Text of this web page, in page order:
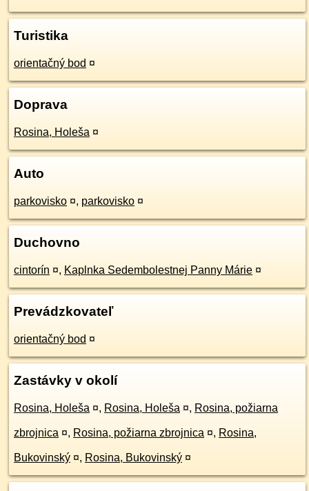
Turistika
orientačný bod ¤
Doprava
Rosina, Holeša ¤
Auto
parkovisko ¤, parkovisko ¤
Duchovno
cintorín ¤, Kaplnka Sedembolestnej Panny Márie ¤
Prevádzkovateľ
orientačný bod ¤
Zastávky v okolí
Rosina, Holeša ¤, Rosina, Holeša ¤, Rosina, požiarna
zbrojnica ¤, Rosina, požiarna zbrojnica ¤, Rosina,
Bukovinský ¤, Rosina, Bukovinský ¤